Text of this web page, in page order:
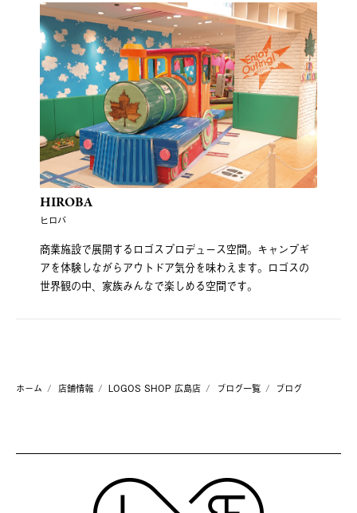
HIROBA
ヒロバ
商業施設で展開するロゴスプロデュース空間。キャンプギ
アを体験しながらアウトドア気分を味わえます。ロゴスの
世界観の中、家族みんなで楽しめる空間です。
ホーム 店舗情報 LOGOS SHOP 広島店 ブログ一覧 ブログ